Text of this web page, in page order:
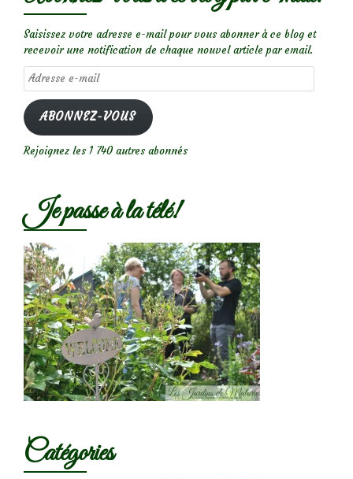
Saisissez votre adresse e-mail pour vous abonner à ce blog et
recevoir une notification de chaque nouvel article par email.
Adresse
e-
mail
ABONNEZ-VOUS
Rejoignez les 1 740 autres abonnés
Je passe à la télé!
Catégories